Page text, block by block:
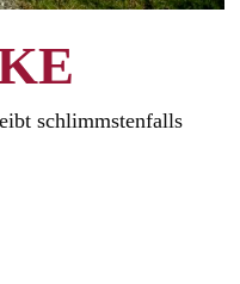
schlimmstenfalls